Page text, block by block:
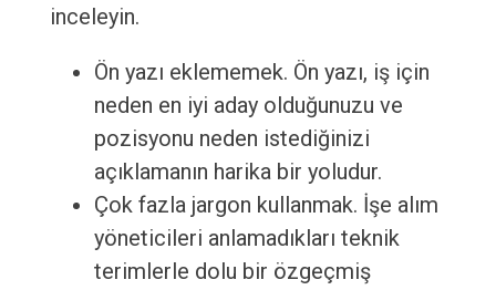
inceleyin.
Ön yazı eklememek. Ön yazı, iş için
neden en iyi aday olduğunuzu ve
pozisyonu neden istediğinizi
açıklamanın harika bir yoludur.
Çok fazla jargon kullanmak. İşe alım
yöneticileri anlamadıkları teknik
terimlerle dolu bir özgeçmiş